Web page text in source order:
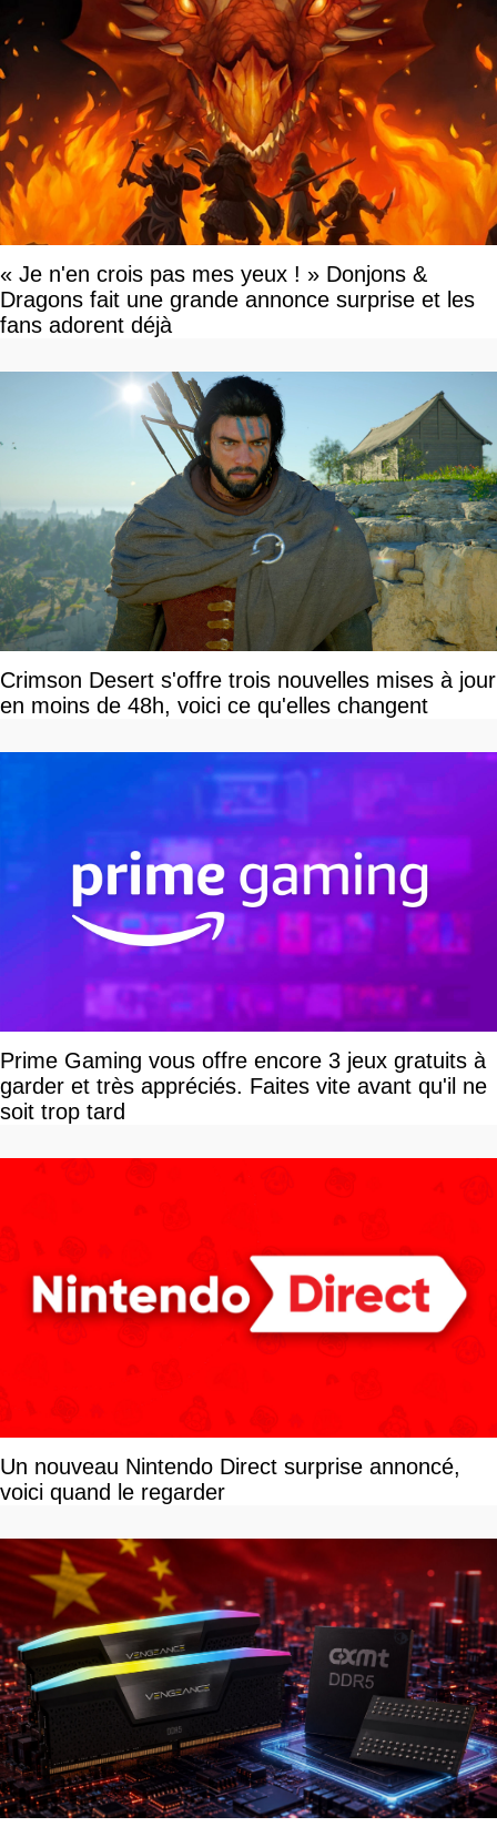
« Je n'en crois pas mes yeux ! » Donjons &
Dragons fait une grande annonce surprise et les
fans adorent déjà
Crimson Desert s'offre trois nouvelles mises à jour
en moins de 48h, voici ce qu'elles changent
Prime Gaming vous offre encore 3 jeux gratuits à
garder et très appréciés. Faites vite avant qu'il ne
soit trop tard
Un nouveau Nintendo Direct surprise annoncé,
voici quand le regarder